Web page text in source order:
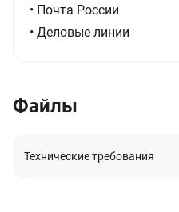
• Почта России
• Деловые линии
Файлы
Технические требования